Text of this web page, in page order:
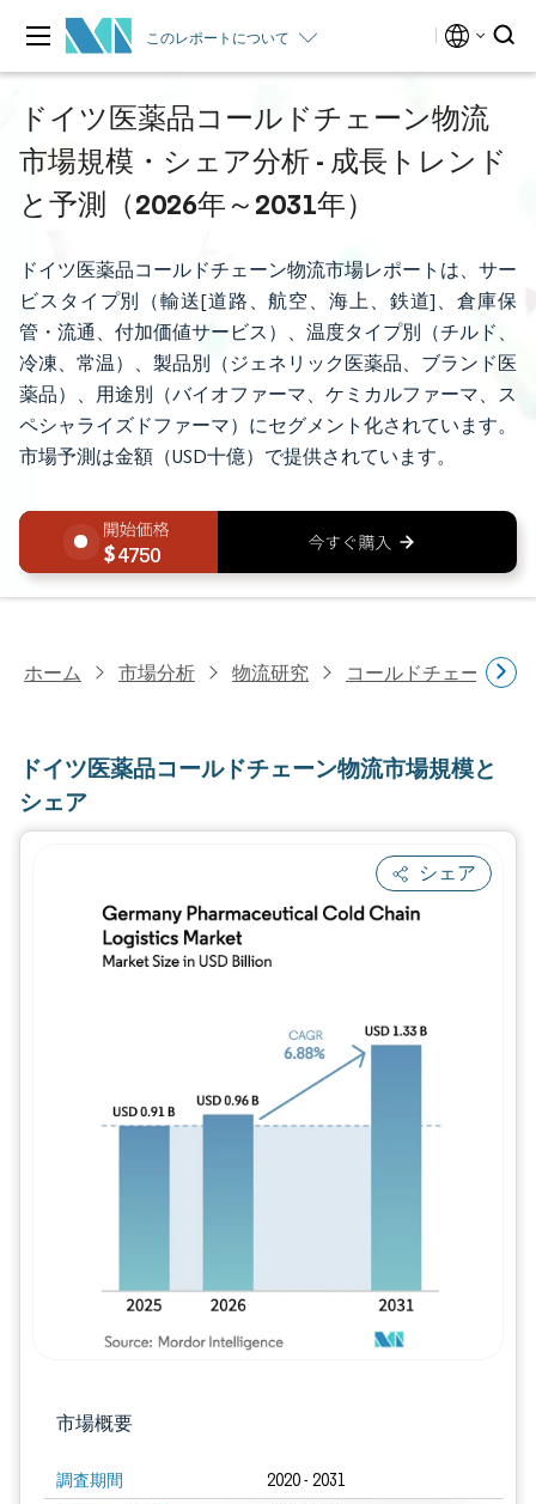
このレポートについて
ドイツ医薬品コールドチェーン物流
市場規模・シェア分析 - 成長トレンド
と予測（2026年～2031年）
ドイツ医薬品コールドチェーン物流市場レポートは、サー
ビスタイプ別（輸送[道路、航空、海上、鉄道]、倉庫保
管・流通、付加価値サービス）、温度タイプ別（チルド、
冷凍、常温）、製品別（ジェネリック医薬品、ブランド医
薬品）、用途別（バイオファーマ、ケミカルファーマ、ス
ペシャライズドファーマ）にセグメント化されています。
市場予測は金額（USD十億）で提供されています。
4750
ホーム 市場分析 物流研究 コールドチェーン物
ドイツ医薬品コールドチェーン物流市場規模と
シェア
シェア
市場概要
調査期間 2020 - 2031